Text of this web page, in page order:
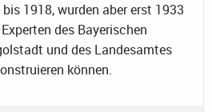
1918, wurden aber erst 1933
des Bayerischen
und des Landesamtes
können.